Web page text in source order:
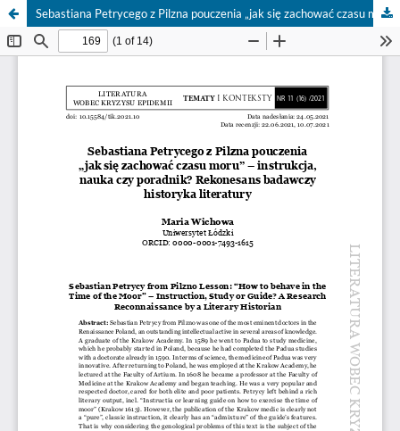
Sebastiana Petrycego z Pilzna pouczenia „jak się zachować czasu moru” – instrukcja, nauka czy poradnik?